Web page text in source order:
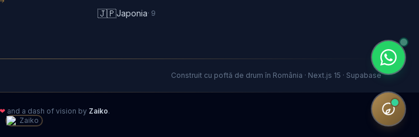
🇯🇵Japonia· 9
Construit cu poftă de drum în România · Next.js 15 · Supabase
❤ and a dash of vision by Zaiko.